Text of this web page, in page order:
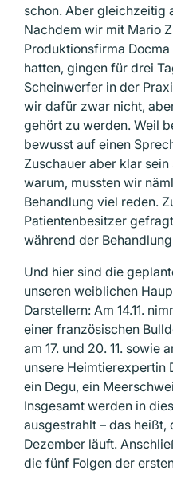
schon. Aber gleichzeitig
Nachdem wir mit Mario
Produktionsfirma
hatten, gingen für drei
Scheinwerfer in der
wir dafür zwar nicht,
gehört zu werden. Weil
bewusst auf einen
Zuschauer aber klar
warum, mussten wir
Behandlung viel reden.
Patientenbesitzer
während der
Und hier sind die
unseren weiblichen
Darstellern: Am 14.11.
einer franzö­si­schen
am 17. und 20. 11. sowie
unsere Heimtierexpertin
ein Degu, ein
Insgesamt werden in
ausgestrahlt – das heißt,
Dezember läuft.
die fünf Folgen der